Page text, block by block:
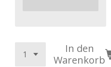
In den
Warenkorb